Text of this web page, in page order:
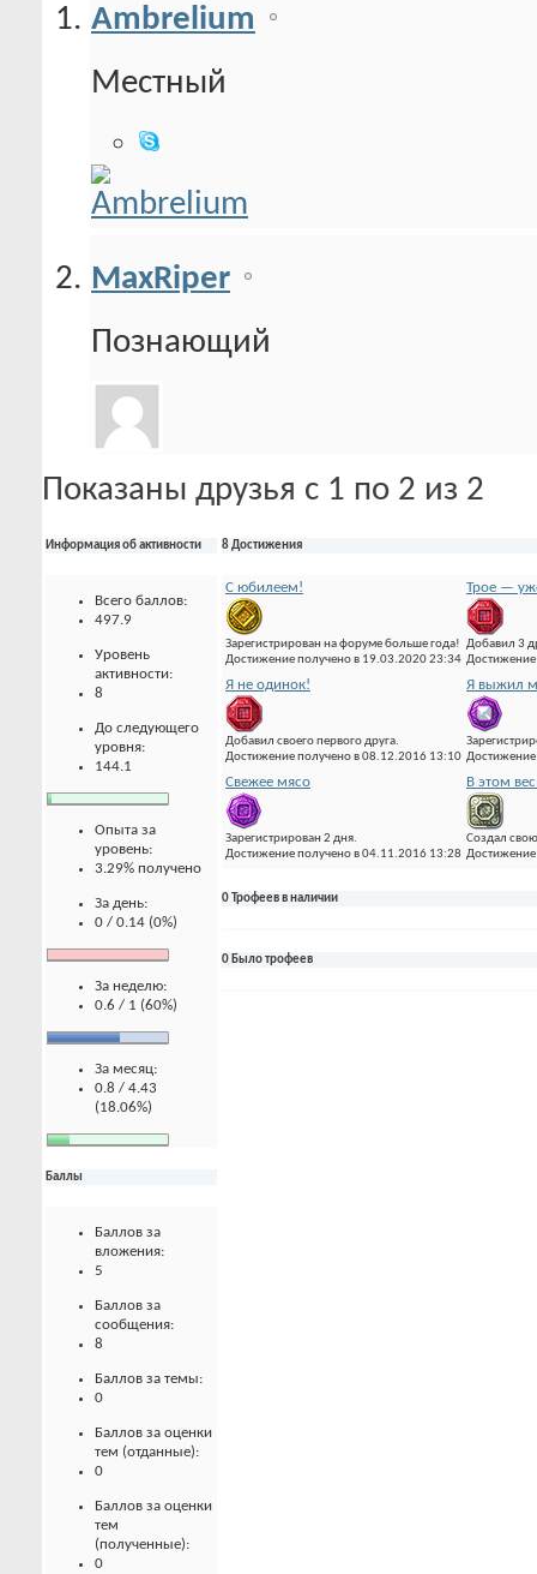
Ambrelium
Местный
MaxRiper
Познающий
Показаны друзья с 1 по 2 из 2
Информация об активности
Всего баллов:
497.9
Уровень
активности:
8
До следующего
уровня:
144.1
Опыта за
уровень:
3.29% получено
За день:
0 / 0.14 (0%)
За неделю:
0.6 / 1 (60%)
За месяц:
0.8 / 4.43
(18.06%)
Баллы
Баллов за
вложения:
5
Баллов за
сообщения:
8
Баллов за темы:
0
Баллов за оценки
тем (отданные):
0
Баллов за оценки
тем
(полученные):
0
8 Достижения
С юбилеем!
Зарегистрирован на форуме больше года!
Достижение получено в 19.03.2020 23:34
Трое —
Добавил 3
Я не одинок!
Добавил своего первого друга.
Достижение получено в 08.12.2016 13:10
Я выжил
Свежее мясо
Зарегистрирован 2 дня.
Достижение получено в 04.11.2016 13:28
В этом
Создал
0 Трофеев в наличии
0 Было трофеев